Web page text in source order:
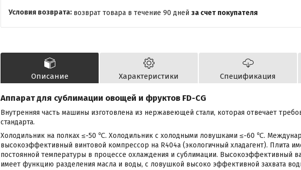
возврат товара в течение 90 дней за счет покупателя
Описание Характеристики Спецификация
Аппарат для сублимации овощей и фруктов FD-CG
Внутренняя часть машины изготовлена из нержавеющей стали, которая отвечает
стандарта.
Холодильник на полках ≤-50 ℃. Холодильник с холодными ловушками ≤-60 ℃.
высокоэффективный винтовой компрессор на R404a (экологичный хладагент). Плита
постоянной температуры в процессе охлаждения и сублимации. Высокоэффективный
имеет функцию разделения масла и воды, с ловушкой высоко эффективной захвата